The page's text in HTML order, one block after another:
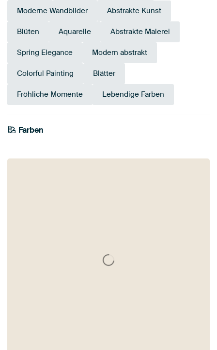
Moderne Wandbilder Abstrakte Kunst
Blüten Aquarelle Abstrakte Malerei
Spring Elegance Modern abstrakt
Colorful Painting Blätter
Fröhliche Momente Lebendige Farben
Farben
Taupe
Teal
Blau